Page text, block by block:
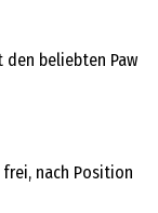
den beliebten Paw
frei, nach Position